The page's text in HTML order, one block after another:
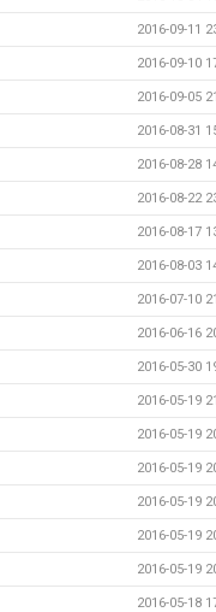
2016-09-11
2016-09-10
2016-09-05
2016-08-31
2016-08-28
2016-08-22
2016-08-17
2016-08-03
2016-07-10
2016-06-16
2016-05-30
2016-05-19
2016-05-19
2016-05-19
2016-05-19
2016-05-19
2016-05-19
2016-05-18